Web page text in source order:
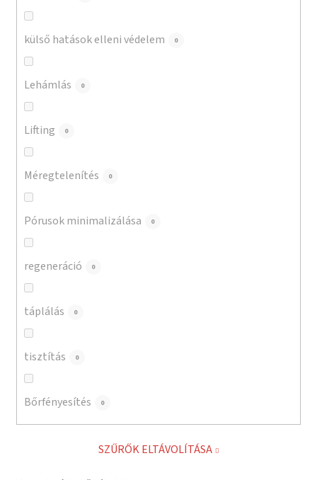
külső hatások elleni védelem 0
Lehámlás 0
Lifting 0
Méregtelenítés 0
Pórusok minimalizálása 0
regeneráció 0
táplálás 0
tisztítás 0
Bőrfényesítés 0
SZŰRŐK ELTÁVOLÍTÁSA